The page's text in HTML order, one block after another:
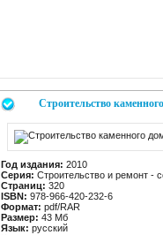
Строительство
Год издания: 2010
Серия: Строительство и ремонт -
Страниц: 320
ISBN: 978-966-420-232-6
Формат: pdf/RAR
Размер: 43 Мб
Язык: русский